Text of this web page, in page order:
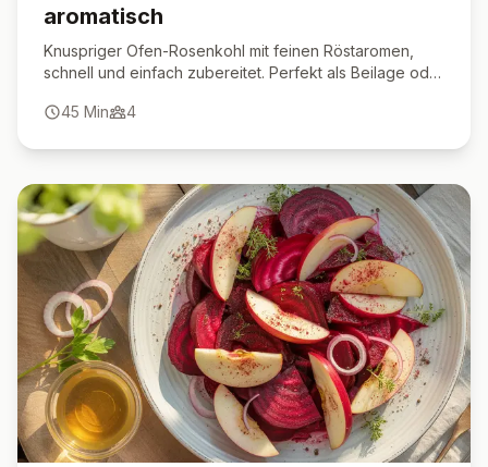
aromatisch
Knuspriger Ofen-Rosenkohl mit feinen Röstaromen,
schnell und einfach zubereitet. Perfekt als Beilage oder
45 Min 4